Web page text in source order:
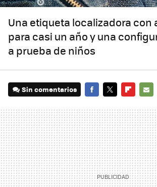
Una etiqueta localizadora con
para casi un año y una
a prueba de niños
Sin comentarios
MAIL